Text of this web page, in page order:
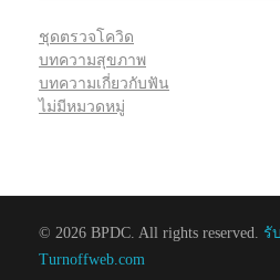
ชุดตรวจโควิด
บทความสุขภาพ
บทความเกี่ยวกับฟัน
ไม่มีหมวดหมู่
© 2026 BPDC. All rights reserved. รั
Turnoffweb.com